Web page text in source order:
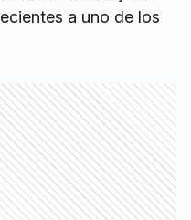
a uno de los